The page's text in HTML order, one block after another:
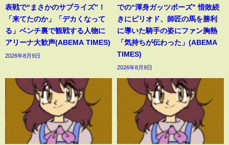
表戦で“まさかのサプライズ”！
「来てたのか」「デカくなって
る」ベンチ裏で観戦する人物に
アリーナ大歓声(ABEMA TIMES)
2026年8月9日
での“渾身ガッツポーズ” 惜敗続
きにピリオド、師匠の馬を勝利
に導いた騎手の姿にファン胸熱
「気持ちが伝わった」(ABEMA
TIMES)
2026年8月9日